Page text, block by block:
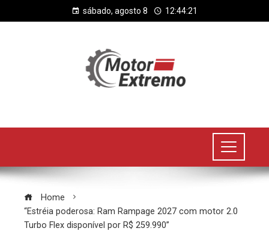
sábado, agosto 8 12:44:21
Home
“Estréia poderosa: Ram Rampage 2027 com motor 2.0
Turbo Flex disponível por R$ 259.990”